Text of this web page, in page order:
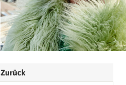
Zurück